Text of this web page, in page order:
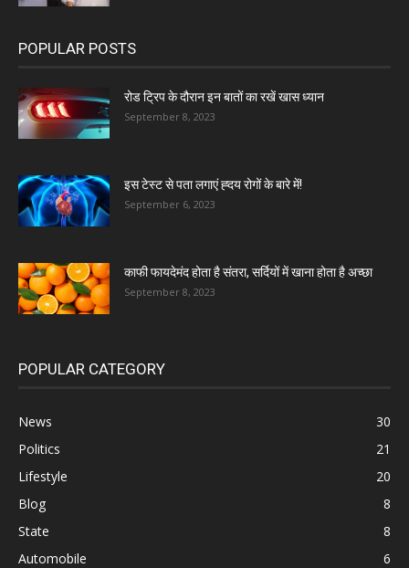
POPULAR POSTS
रोड ट्रिप के दौरान इन बातों का रखें खास ध्यान
September 8, 2023
इस टेस्ट से पता लगाएं ह्दय रोगों के बारे में!
September 6, 2023
काफी फायदेमंद होता है संतरा, सर्दियों में खाना होता है अच्छा
September 8, 2023
POPULAR CATEGORY
News
30
Politics
21
Lifestyle
20
Blog
8
State
8
Automobile
6